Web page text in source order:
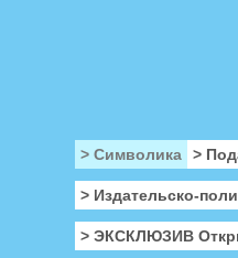
> Символика >
> Издательско-
> ЭКСКЛЮЗИВ